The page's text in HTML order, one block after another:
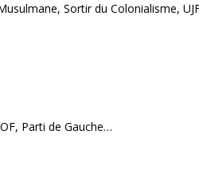
Sortir du Colonialisme,
Parti de Gauche…